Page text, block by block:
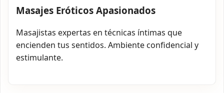
Masajes Eróticos Apasionados
Masajistas expertas en técnicas íntimas que
encienden tus sentidos. Ambiente confidencial y
estimulante.